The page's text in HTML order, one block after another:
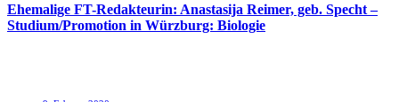
Ehemalige FT-Redakteurin: Anastasija Reimer, geb. Specht –
Studium/Promotion in Würzburg: Biologie